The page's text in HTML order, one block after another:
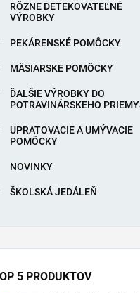
RÔZNE DETEKOVATEĽNÉ
VÝROBKY
PEKÁRENSKÉ POMÔCKY
MÄSIARSKE POMÔCKY
ĎALŠIE VÝROBKY DO
POTRAVINÁRSKEHO
UPRATOVACIE A UMÝVACIE
POMÔCKY
NOVINKY
ŠKOLSKÁ JEDÁLEŇ
5 PRODUKTOV